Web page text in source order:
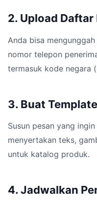
2. Upload Daftar
Anda bisa
nomor telepon
termasuk kode negara
3. Buat
Susun pesan yang
menyertakan teks,
untuk katalog produk.
4. Jadwalkan